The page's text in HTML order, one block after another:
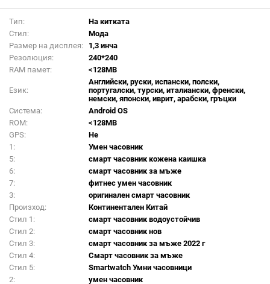
Тип:
На китката
Стил:
Мода
Размер на дисплея:
1,3 инча
Резолюция:
240*240
RAM памет:
<128MB
Език:
Английски, руски, испански, полски,
португалски, турски, италиански, френски,
немски, японски, иврит, арабски, гръцки
Система:
Android OS
ROM:
<128MB
GPS:
Не
1:
Умен часовник
5:
смарт часовник кожена каишка
6:
смарт часовник за мъже
7:
фитнес умен часовник
3:
оригинален смарт часовник
Произход:
Континентален Китай
Стил 1:
смарт часовник водоустойчив
Стил 2:
смарт часовник нов
Стил 3:
смарт часовник за мъже 2022 г
Стил 4:
Смарт часовник за мъже
Стил 5:
Smartwatch Умни часовници
2:
умен часовник